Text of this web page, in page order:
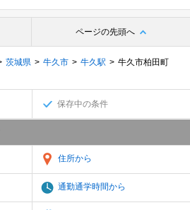
ページの先頭へ
茨城県 牛久市 牛久駅
牛久市柏田町
保存中の条件
住所から
通勤通学時間から